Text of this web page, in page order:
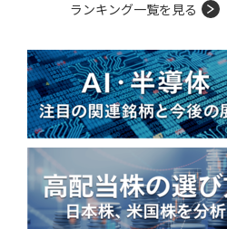
ランキング一覧を見る